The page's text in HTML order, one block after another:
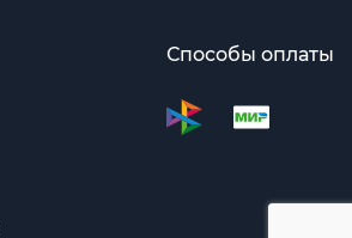
Способы оплаты